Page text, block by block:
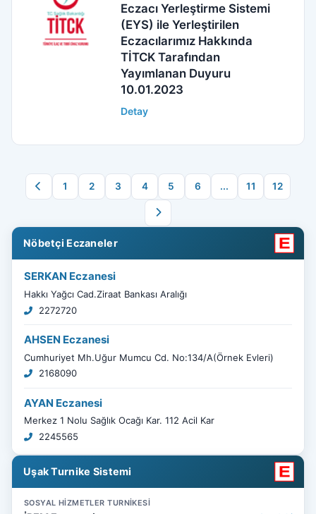
Eczacı Yerleştirme Sistemi
(EYS) ile Yerleştirilen
Eczacılarımız Hakkında
TİTCK Tarafından
Yayımlanan Duyuru
10.01.2023
Detay
1 2 3 4 5 6 ... 11 12
Nöbetçi Eczaneler
SERKAN Eczanesi
Hakkı Yağcı Cad.Ziraat Bankası Aralığı
2272720
AHSEN Eczanesi
Cumhuriyet Mh.Uğur Mumcu Cd. No:134/A(Örnek Evleri)
2168090
AYAN Eczanesi
Merkez 1 Nolu Sağlık Ocağı Kar. 112 Acil Kar
2245565
Uşak Turnike Sistemi
SOSYAL HİZMETLER TURNİKESİ